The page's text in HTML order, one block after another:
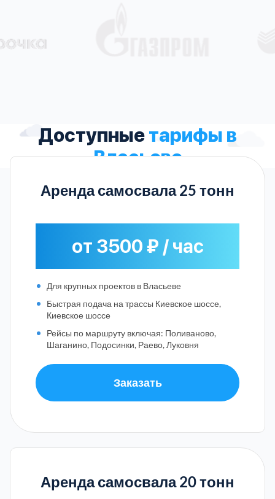
Доступныетарифы в
Власьеве
Аренда самосвала 25 тонн
от 3500 ₽ / час
Для крупных проектов в Власьеве
Быстрая подача на трассы Киевское шоссе,
Киевское шоссе
Рейсы по маршруту включая: Поливаново,
Шаганино, Подосинки, Раево, Луковня
Заказать
Аренда самосвала 20 тонн